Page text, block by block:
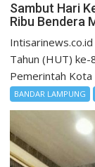
Sambut Hari
Ribu Bendera
Tahun (HUT)
Pemerintah Kota
BANDAR LAMPUNG